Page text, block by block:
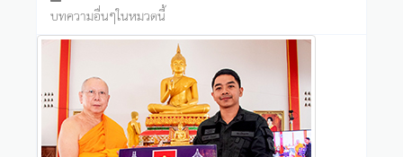
บทความอื่นๆในหมวดนี้